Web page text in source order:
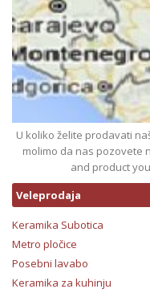
U koliko želite prodavati
molimo da nas pozovete
and product
Veleprodaja
Keramika Subotica
Metro pločice
Posebni lavabo
Keramika za kuhinju